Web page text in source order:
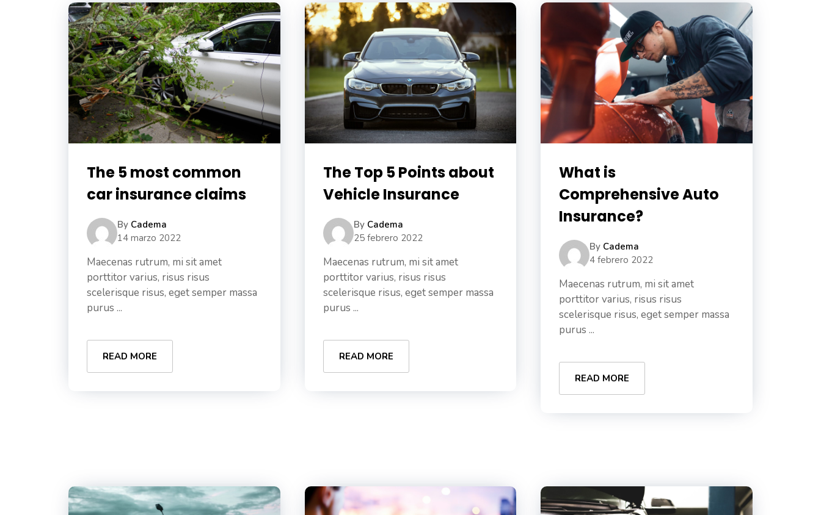
The 5 most common
car insurance claims
By Cadema
14 marzo 2022
Maecenas rutrum, mi sit amet
porttitor varius, risus risus
scelerisque risus, eget semper massa
purus ...
READ MORE
The Top 5 Points about
Vehicle Insurance
By Cadema
25 febrero 2022
Maecenas rutrum, mi sit amet
porttitor varius, risus risus
scelerisque risus, eget semper massa
purus ...
READ MORE
What is
Comprehensive Auto
Insurance?
By Cadema
4 febrero 2022
Maecenas rutrum, mi sit amet
porttitor varius, risus risus
scelerisque risus, eget semper massa
purus ...
READ MORE